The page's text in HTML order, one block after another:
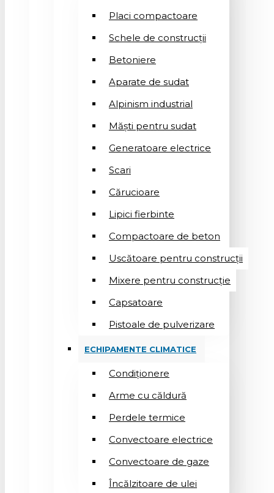
Placi compactoare
Schele de construcții
Betoniere
Aparate de sudat
Alpinism industrial
Măști pentru sudat
Generatoare electrice
Scari
Cărucioare
Lipici fierbinte
Compactoare de beton
Uscătoare pentru construcții
Mixere pentru construcție
Capsatoare
Pistoale de pulverizare
ECHIPAMENTE CLIMATICE
Condiționere
Arme cu căldură
Perdele termice
Convectoare electrice
Convectoare de gaze
Încălzitoare de ulei